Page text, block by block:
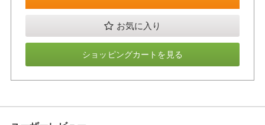
お気に入り
ショッピングカートを見る